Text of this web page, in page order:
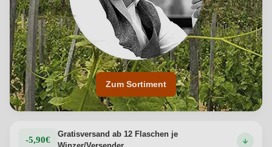
Zum Sortiment
-5,90€
Gratisversand ab 12 Flaschen je